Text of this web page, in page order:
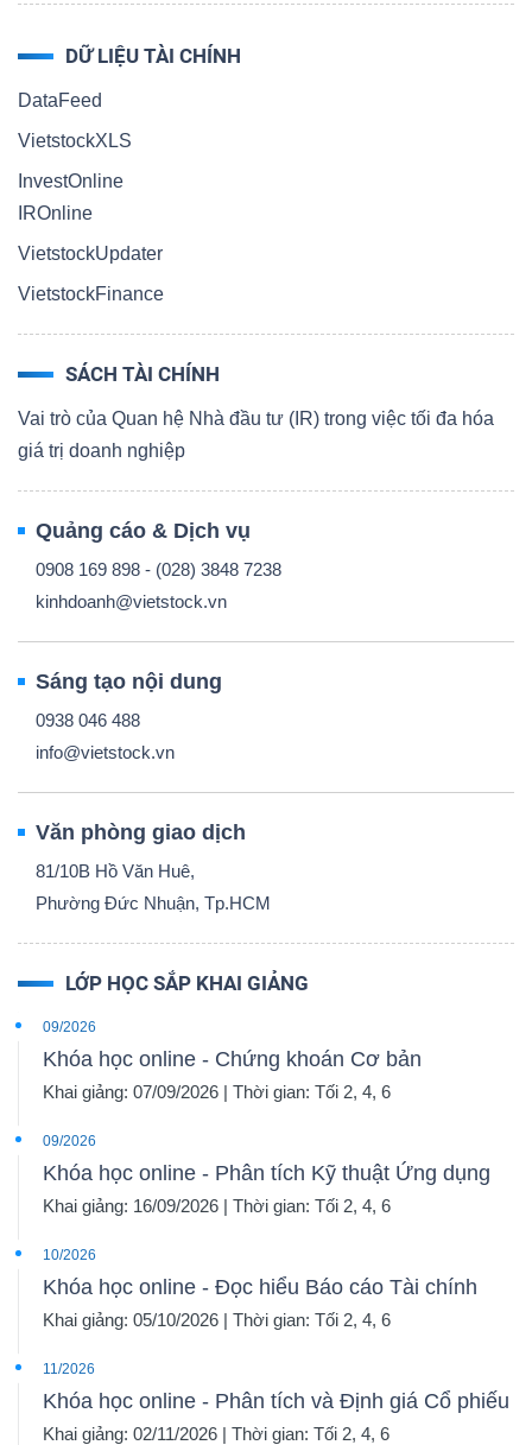
DỮ LIỆU TÀI CHÍNH
DataFeed
VietstockXLS
InvestOnline
IROnline
VietstockUpdater
VietstockFinance
SÁCH TÀI CHÍNH
Vai trò của Quan hệ Nhà đầu tư (IR) trong việc tối đa hóa
giá trị doanh nghiệp
Quảng cáo & Dịch vụ
0908 169 898 - (028) 3848 7238
kinhdoanh@vietstock.vn
Sáng tạo nội dung
0938 046 488
info@vietstock.vn
Văn phòng giao dịch
81/10B Hồ Văn Huê,
Phường Đức Nhuận, Tp.HCM
LỚP HỌC SẮP KHAI GIẢNG
09/2026
Khóa học online - Chứng khoán Cơ bản
Khai giảng: 07/09/2026 | Thời gian: Tối 2, 4, 6
09/2026
Khóa học online - Phân tích Kỹ thuật Ứng dụng
Khai giảng: 16/09/2026 | Thời gian: Tối 2, 4, 6
10/2026
Khóa học online - Đọc hiểu Báo cáo Tài chính
Khai giảng: 05/10/2026 | Thời gian: Tối 2, 4, 6
11/2026
Khóa học online - Phân tích và Định giá Cổ phiếu
Khai giảng: 02/11/2026 | Thời gian: Tối 2, 4, 6